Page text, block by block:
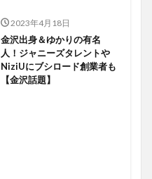
2023年4月18日
金沢出身＆ゆかりの有名
人！ジャニーズタレントや
NiziUにブシロード創業者も
【金沢話題】